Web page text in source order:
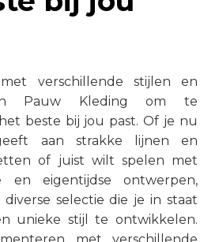
verschillende stijlen en
Pauw Kleding om te
beste bij jou past. Of je nu
aan strakke lijnen en
of juist wilt spelen met
en eigentijdse ontwerpen,
selectie die je in staat
unieke stijl te ontwikkelen.